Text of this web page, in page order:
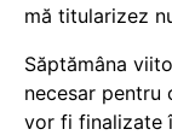
mă titularizez
Săptămâna
necesar pentru
vor fi finalizate